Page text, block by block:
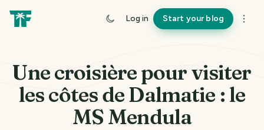
Log in Start your blog
Une croisière pour visiter
les côtes de Dalmatie : le
MS Mendula